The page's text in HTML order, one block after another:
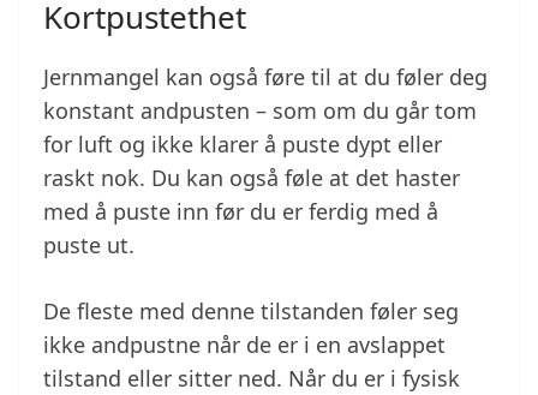
Kortpustethet
Jernmangel kan også føre til at du føler deg
konstant andpusten – som om du går tom
for luft og ikke klarer å puste dypt eller
raskt nok. Du kan også føle at det haster
med å puste inn før du er ferdig med å
puste ut.
De fleste med denne tilstanden føler seg
ikke andpustne når de er i en avslappet
tilstand eller sitter ned. Når du er i fysisk